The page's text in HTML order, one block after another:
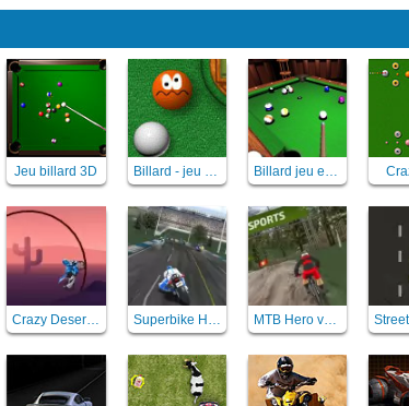
Jeu billard 3D Billard - jeu hit the looser Billard jeu en 3D
MTB Hero vélo